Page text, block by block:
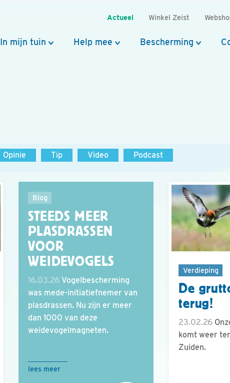
Actueel Winkel Zeist
In mijn tuin Help mee Bescherming
Opinie Tip Video Podcast
Blog
STEEDS MEER
PLASDRASSEN
VOOR
WEIDEVOGELS
16.03.26 Vogelbescherming
was mede-initiatiefnemer van
plasdrassen. Nu zijn er meer
dan 1000 van deze
weidevogelmagneten.
lees meer
Verdieping
De
terug!
23.02.26
komt weer
Zuiden.